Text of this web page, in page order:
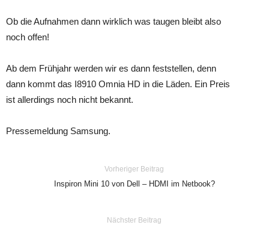
Ob die Aufnahmen dann wirklich was taugen bleibt also
noch offen!
Ab dem Frühjahr werden wir es dann feststellen, denn
dann kommt das I8910 Omnia HD in die Läden. Ein Preis
ist allerdings noch nicht bekannt.
Pressemeldung Samsung.
Vorheriger Beitrag
Inspiron Mini 10 von Dell – HDMI im Netbook?
Nächster Beitrag